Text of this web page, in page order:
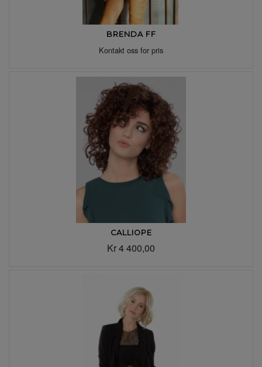
BRENDA FF
Kontakt oss for pris
CALLIOPE
Kr 4 400,00